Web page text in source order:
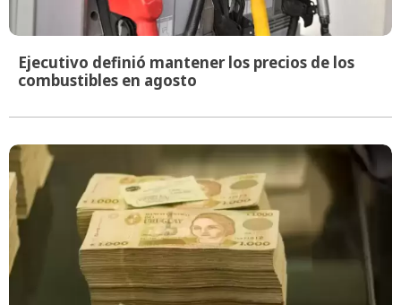
Ejecutivo definió mantener los precios de los
combustibles en agosto